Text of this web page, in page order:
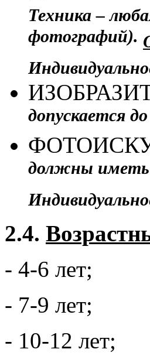
Техника –
фотографий).
допускается
должны иметь
2.4.
- 4-6 лет;
- 7-9 лет;
- 10-12 лет;